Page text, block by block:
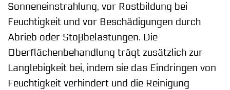
Sonneneinstrahlung, vor Rostbildung bei
Feuchtigkeit und vor Beschädigungen durch
Abrieb oder Stoßbelastungen. Die
Oberflächenbehandlung trägt zusätzlich zur
Langlebigkeit bei, indem sie das Eindringen von
Feuchtigkeit verhindert und die Reinigung